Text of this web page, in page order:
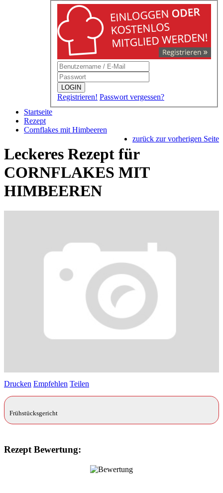
LOGIN
Registrieren! Passwort vergessen?
Startseite
Rezept
Cornflakes mit Himbeeren
zurück zur vorherigen Seite
Leckeres Rezept für
CORNFLAKES MIT
HIMBEEREN
Drucken Empfehlen Teilen
Frühstücksgericht
Rezept Bewertung: